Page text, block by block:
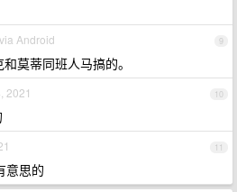
9
Android
莫蒂同班人马搞的。
10
2021
11
意思的